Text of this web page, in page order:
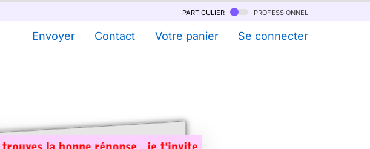
particulier professionnel
Envoyer Contact Votre panier Se connecter